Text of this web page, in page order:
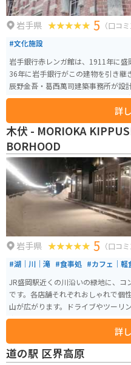
岩手県 5 （口コミ
#文化施設
岩手銀行赤レンガ館は、1911年に
36年に岩手銀行がこの建物を引き継
辰野金吾・葛西萬司建築事務所が設
計による作品です。その後1983年
を経て、2016年に一般公開され、
た。建物自体は国指定の重要文化財
ンス風の建物になっています。 館内は「岩手銀行ゾーン」と「盛岡銀行ゾー
ン」に分けられています。無料ゾー
ウンジが設けられ、盛岡の産業・商
では、当時の金庫室や応接室などを
歴史、構造を映像で紹介するシアタ
詳
木伏 - MORIOKA
BORHOOD
岩手県 5 （口コミ
#湖｜川｜滝 #食事処 #カフェ｜軽
JR盛岡駅近くの川沿いの緑地に、コ
です。各店舗それぞれおしゃれで個
山が広がります。ドライブやツーリ
事目的もオススメです。駅すぐなの
北自動車道の盛岡ICや盛岡南ICからも
詳
道の駅 区界高原